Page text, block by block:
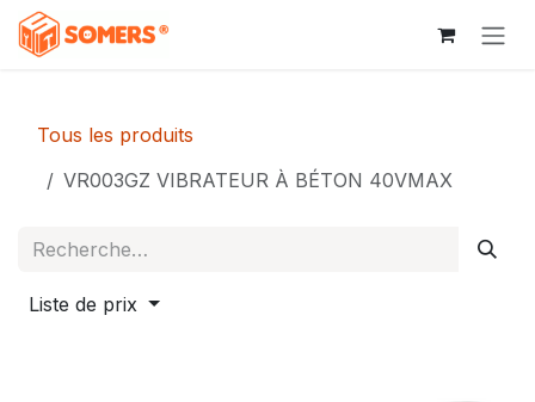
Se rendre au contenu
Tous les produits
VR003GZ VIBRATEUR À BÉTON 40VMAX
Liste de prix